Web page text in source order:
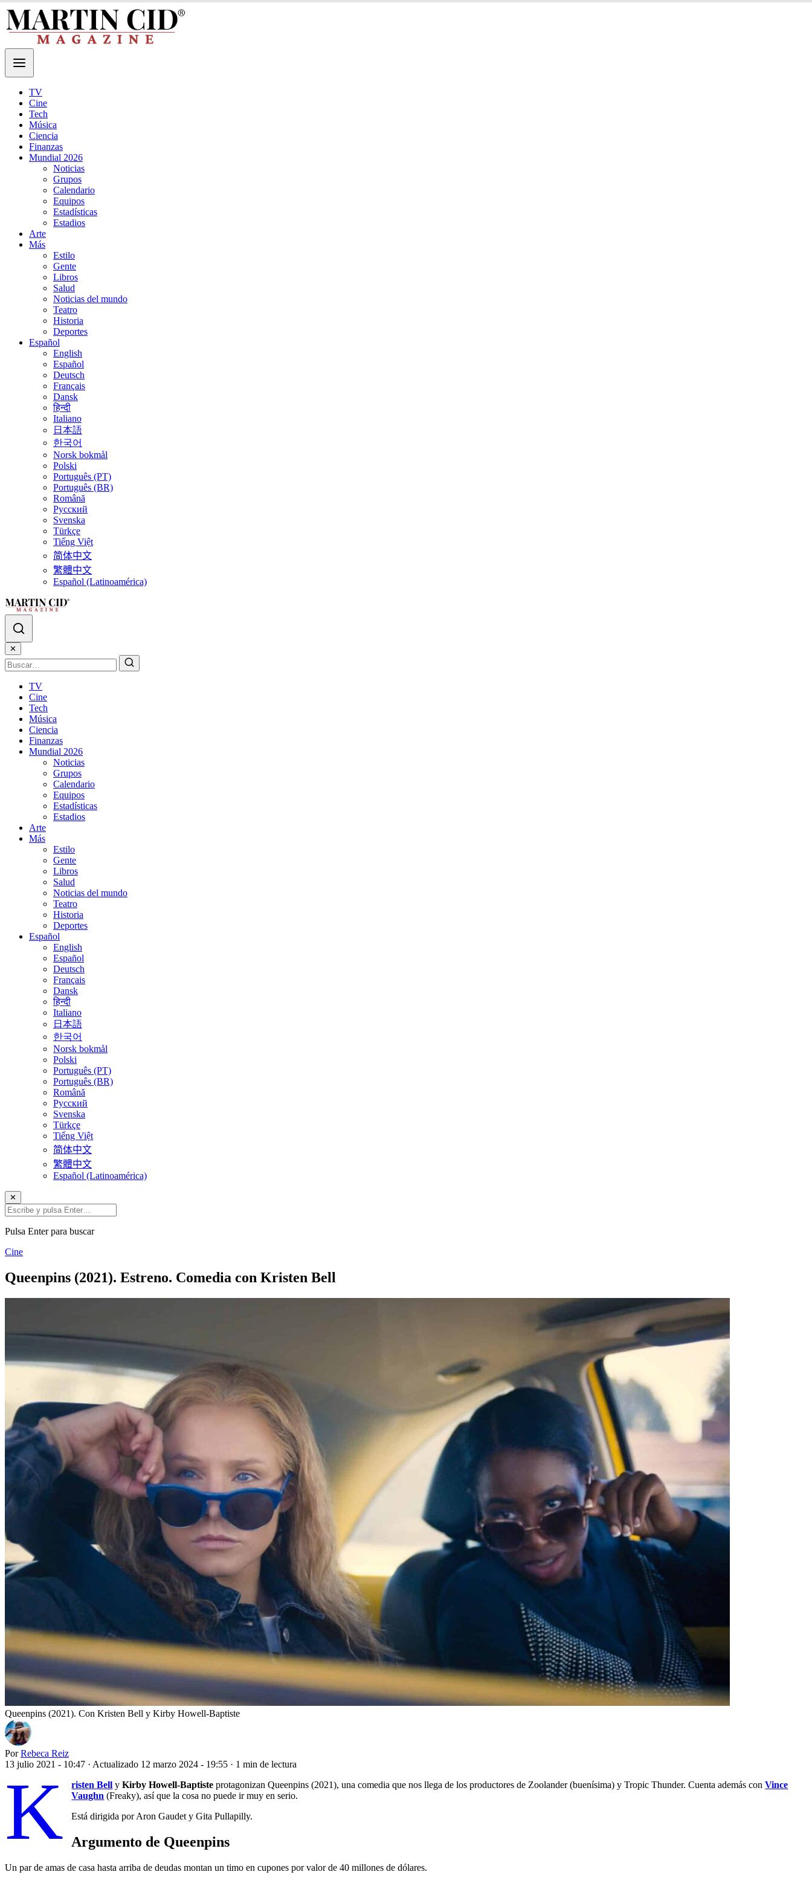
TV
Cine
Tech
Música
Ciencia
Finanzas
Mundial 2026
Noticias
Grupos
Calendario
Equipos
Estadísticas
Estadios
Arte
Más
Estilo
Gente
Libros
Salud
Noticias del mundo
Teatro
Historia
Deportes
Español
English
Español
Deutsch
Français
Dansk
हिन्दी
Italiano
日本語
한국어
Norsk bokmål
Polski
Português (PT)
Português (BR)
Română
Русский
Svenska
Türkçe
Tiếng Việt
简体中文
繁體中文
Español (Latinoamérica)
✕
TV
Cine
Tech
Música
Ciencia
Finanzas
Mundial 2026
Noticias
Grupos
Calendario
Equipos
Estadísticas
Estadios
Arte
Más
Estilo
Gente
Libros
Salud
Noticias del mundo
Teatro
Historia
Deportes
Español
English
Español
Deutsch
Français
Dansk
हिन्दी
Italiano
日本語
한국어
Norsk bokmål
Polski
Português (PT)
Português (BR)
Română
Русский
Svenska
Türkçe
Tiếng Việt
简体中文
繁體中文
Español (Latinoamérica)
✕
Pulsa Enter para buscar
Cine
Queenpins (2021). Estreno. Comedia con Kristen Bell
Queenpins (2021). Con Kristen Bell y Kirby Howell-Baptiste
Por Rebeca Reiz
13 julio 2021 - 10:47 · Actualizado 12 marzo 2024 - 19:55 · 1 min de lectura
K risten Bell yKirby Howell-Baptiste protagonizan Queenpins (2021), una comedia que nos llega de los productores de Zoolander (buenísima) y Tropic Thunder. Cuenta además conVince
Vaughn (Freaky), así que la cosa no puede ir muy en serio.
Está dirigida por Aron Gaudet y Gita Pullapilly.
Argumento de Queenpins
Un par de amas de casa hasta arriba de deudas montan un timo en cupones por valor de 40 millones de dólares.